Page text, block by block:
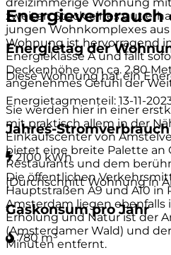
zweiten Stock eines gut
jungen Wohnkomplexes
Wohnung ist hervorragend
Energieklasse A und fällt
Deckenhöhe von ca. 2,80
angenehmes Gefühl der
Sie werden hier in einer
mit praktisch allem in der
Einkaufscenter von
bietet eine breite Palette an
Restaurants und dem
Die öffentlichen
Hauptstraßen A9 und A10
Amsterdam liegen ebenfalls
Erholung und Natur ist der
(Amsterdamer Wald) und
Minuten entfernt.
Energieverbrauch
Energietag der
Diese Wohnung hat ein
Energietagmenteil: 13-11-
Jahres-Stromverbrauch
2100 kWh
(Durchschnitt Wohnung in
Gaskonsum pro Jahr
780 m³